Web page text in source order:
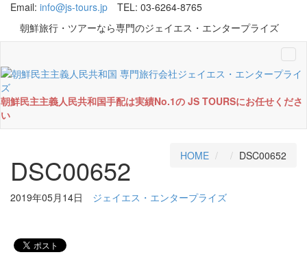
Email: info@js-tours.jp
TEL: 03-6264-8765
朝鮮旅行・ツアーなら専門のジェイエス・エンタープライズ
朝鮮民主主義人民共和国手配は実績No.1の JS TOURSにお任せくださ
い
DSC00652 HOME DSC00652
2019年05月14日 ジェイエス・エンタープライズ